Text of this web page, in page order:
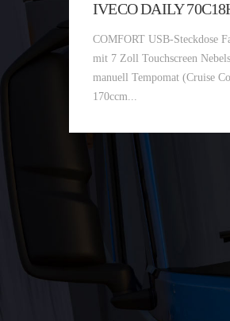
IVECO DAILY
COMFORT USB-Steckdose
mit 7 Zoll Touchscreen
manuell Tempomat (Cruise
170ccm...